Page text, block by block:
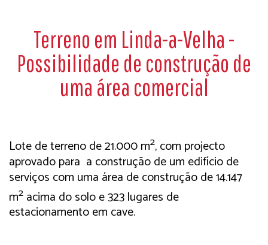
Terreno em Linda-a-Velha -
Possibilidade de construção de
uma área comercial
Lote de terreno de 21.000 m2, com projecto
aprovado para a construção de um edifício de
serviços com uma área de construção de 14.147
m2 acima do solo e 323 lugares de
estacionamento em cave.